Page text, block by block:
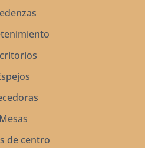
Mesas
de centro